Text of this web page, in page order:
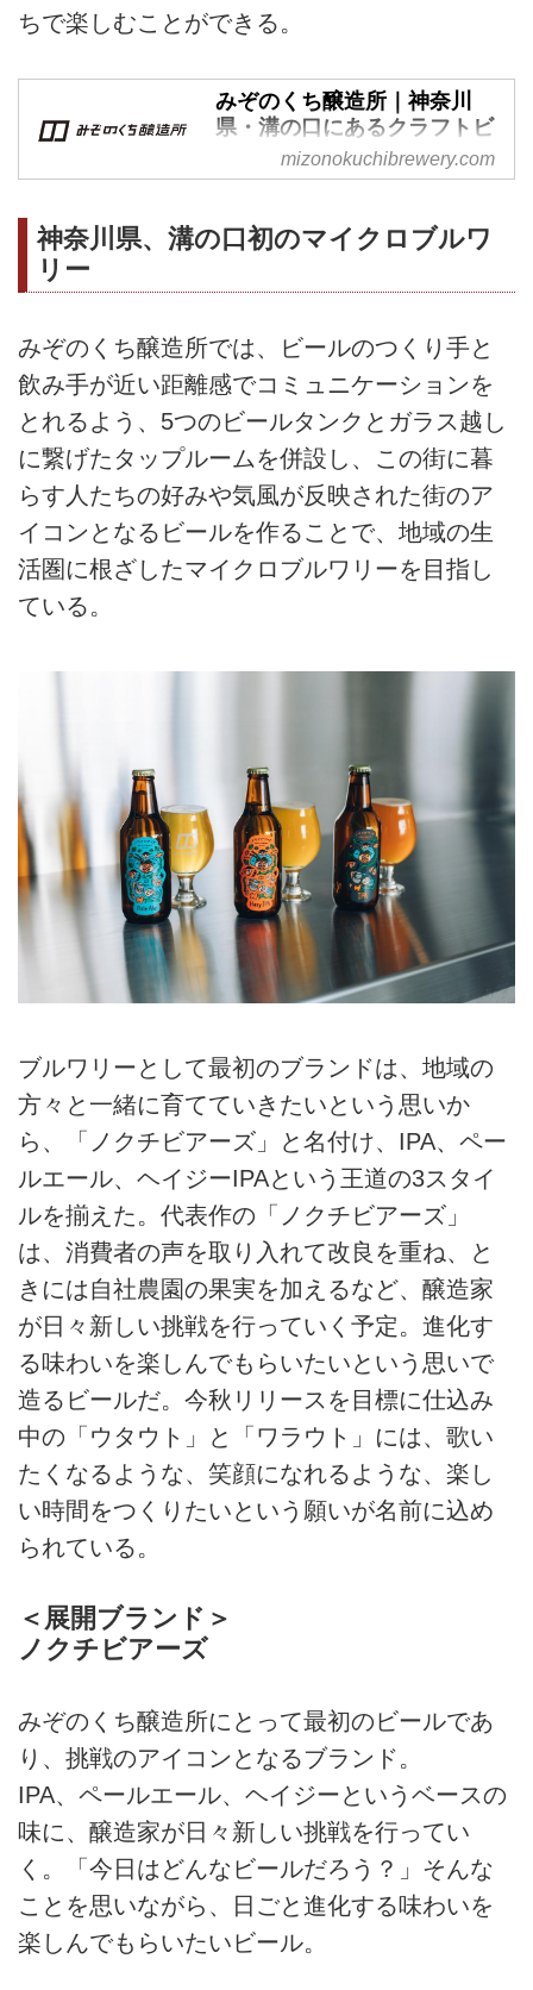
ちで楽しむことができる。
みぞのくち醸造所｜神奈川
県・溝の口にあるクラフトビ
ールブルワリー
所』。醸造風景を眺めながら、13
できる、溝の口初のブルワリー＆
タップルームです。
mizonokuchibrewery.com
神奈川県、溝の口初のマイクロブルワ
リー
みぞのくち醸造所では、ビールのつくり手と
飲み手が近い距離感でコミュニケーションを
とれるよう、5つのビールタンクとガラス越し
に繋げたタップルームを併設し、この街に暮
らす人たちの好みや気風が反映された街のア
イコンとなるビールを作ることで、地域の生
活圏に根ざしたマイクロブルワリーを目指し
ている。
ブルワリーとして最初のブランドは、地域の
方々と一緒に育てていきたいという思いか
ら、「ノクチビアーズ」と名付け、IPA、ペー
ルエール、ヘイジーIPAという王道の3スタイ
ルを揃えた。代表作の「ノクチビアーズ」
は、消費者の声を取り入れて改良を重ね、と
きには自社農園の果実を加えるなど、醸造家
が日々新しい挑戦を行っていく予定。進化す
る味わいを楽しんでもらいたいという思いで
造るビールだ。今秋リリースを目標に仕込み
中の「ウタウト」と「ワラウト」には、歌い
たくなるような、笑顔になれるような、楽し
い時間をつくりたいという願いが名前に込め
られている。
＜展開ブランド＞
ノクチビアーズ
みぞのくち醸造所にとって最初のビールであ
り、挑戦のアイコンとなるブランド。
IPA、ペールエール、ヘイジーというベースの
味に、醸造家が日々新しい挑戦を行ってい
く。「今日はどんなビールだろう？」そんな
ことを思いながら、日ごと進化する味わいを
楽しんでもらいたいビール。